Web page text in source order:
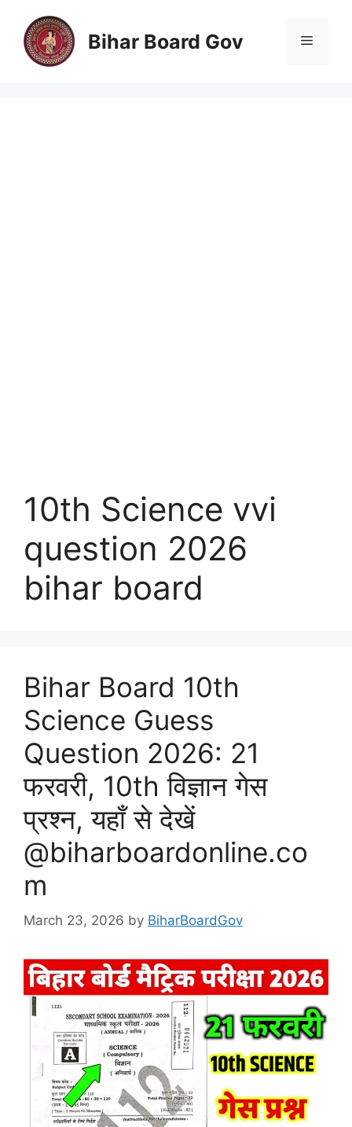
content
Bihar Board Gov Menu
10th Science vvi
question 2026
bihar board
Bihar Board 10th
Science Guess
Question 2026: 21
फरवरी, 10th विज्ञान गेस
प्रश्न, यहाँ से देखें
@biharboardonline.co
m
March 23, 2026 by BiharBoardGov